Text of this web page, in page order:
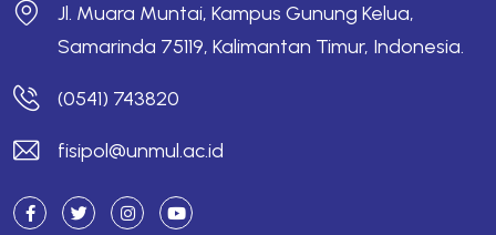
Jl. Muara Muntai, Kampus Gunung Kelua,
Samarinda 75119, Kalimantan Timur, Indonesia.
(0541) 743820
fisipol@unmul.ac.id